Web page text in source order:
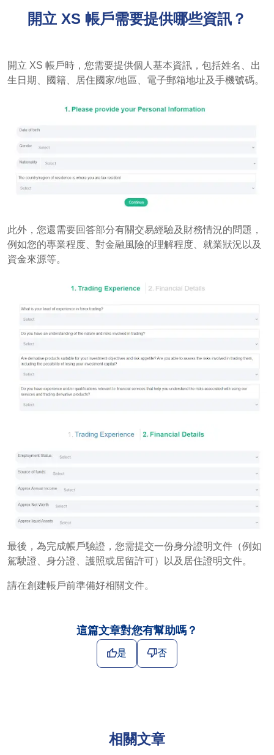
開立 XS 帳戶需要提供哪些資訊？
開立 XS 帳戶時，您需要提供個人基本資訊，包括姓名、出
生日期、國籍、居住國家/地區、電子郵箱地址及手機號碼。
此外，您還需要回答部分有關交易經驗及財務情況的問題，
例如您的專業程度、對金融風險的理解程度、就業狀況以及
資金來源等。
最後，為完成帳戶驗證，您需提交一份身分證明文件（例如
駕駛證、身分證、護照或居留許可）以及居住證明文件。
請在創建帳戶前準備好相關文件。
這篇文章對您有幫助嗎？
是 否
相關文章